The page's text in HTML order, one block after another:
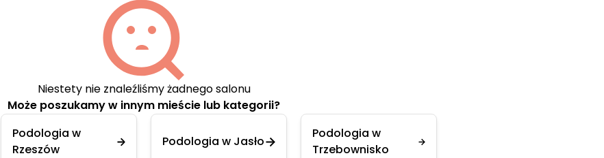
Niestety nie znaleźliśmy żadnego salonu
Może poszukamy w innym mieście lub kategorii?
Podologia w
Rzeszów
Podologia w Jasło
Podologia w
Trzebownisko